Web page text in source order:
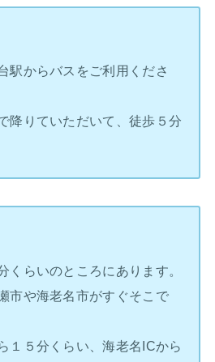
駅からバスをご利用くださ
降りていただいて、徒歩５分
くらいのところにあります。
市や海老名市がすぐそこで
１５分くらい、海老名ICから